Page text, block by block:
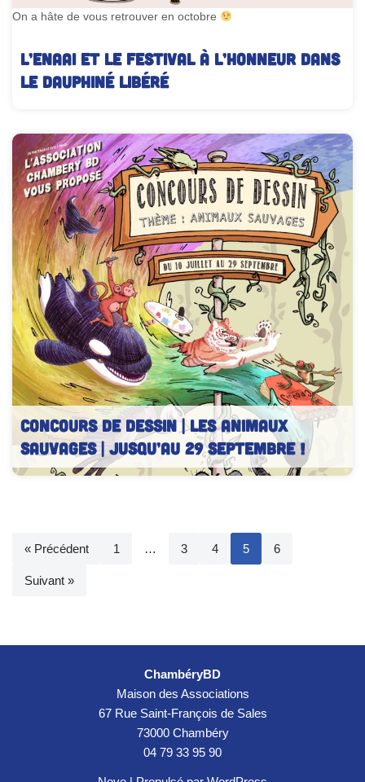
L’ENAAI et le festival à l’honneur dans
le Dauphiné Libéré
On a hâte de vous retrouver en octobre
CONCOURS DE DESSIN | Les animaux
sauvages | Jusqu’au 29 septembre !
« Précédent 1 … 3 4 5 6
Suivant »
ChambéryBD
Maison des Associations
67 Rue Saint-François de Sales
73000 Chambéry
04 79 33 95 90